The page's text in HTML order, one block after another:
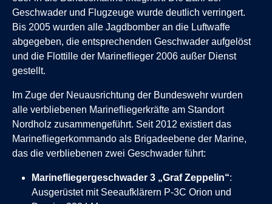
Geschwader und Flugzeuge wurde deutlich verringert.
Bis 2005 wurden alle Jagdbomber an die Luftwaffe
abgegeben, die entsprechenden Geschwader aufgelöst
und die Flottille der Marineflieger 2006 außer Dienst
gestellt.
Im Zuge der Neuausrichtung der Bundeswehr wurden
alle verbliebenen Marinefliegerkräfte am Standort
Nordholz zusammengeführt. Seit 2012 existiert das
Marinefliegerkommando als Brigadeebene der Marine,
das die verbliebenen zwei Geschwader führt:
Marinefliegergeschwader 3 „Graf Zeppelin“:
Ausgerüstet mit Seeaufklärern P-3C Orion und